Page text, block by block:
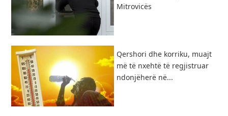
Mitrovicës
Qershori dhe korriku, muajt
më të nxehtë të regjistruar
ndonjëherë në...